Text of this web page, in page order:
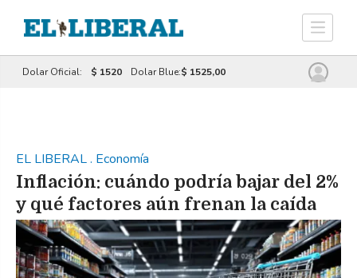
Dolar Oficial: $ 1520 Dolar Blue:$ 1525,00
EL LIBERAL. Economía
Inflación: cuándo podría bajar del 2%
y qué factores aún frenan la caída